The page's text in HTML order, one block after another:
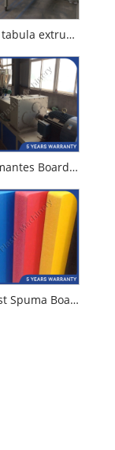
PVC WPC tabula extrusio machina spuma
PVC Spumantes Board Productio Machina
WPC Crust Spuma Board Productio Machina